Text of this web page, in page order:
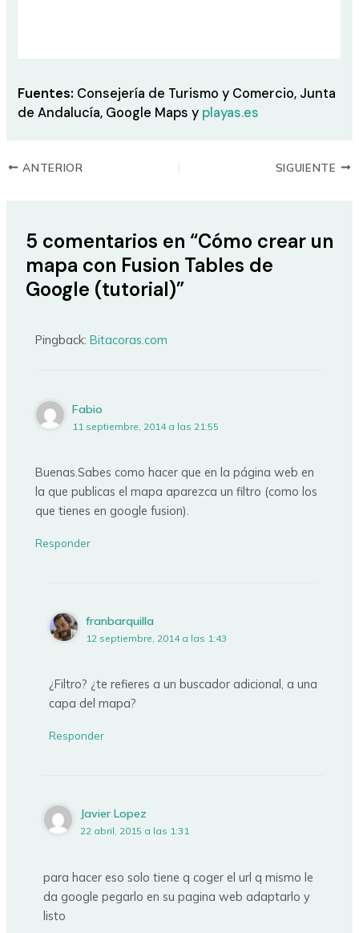
Fuentes: Consejería de Turismo y Comercio, Junta
de Andalucía, Google Maps y playas.es
ANTERIOR SIGUIENTE
5 comentarios en “Cómo crear un
mapa con Fusion Tables de
Google (tutorial)”
Pingback:Bitacoras.com
Fabio
11 septiembre, 2014 a las 21:55
Buenas.Sabes como hacer que en la página web en
la que publicas el mapa aparezca un filtro (como los
que tienes en google fusion).
Responder
franbarquilla
12 septiembre, 2014 a las 1:43
¿Filtro? ¿te refieres a un buscador adicional, a una
capa del mapa?
Responder
Javier Lopez
22 abril, 2015 a las 1:31
para hacer eso solo tiene q coger el url q mismo le
da google pegarlo en su pagina web adaptarlo y
listo